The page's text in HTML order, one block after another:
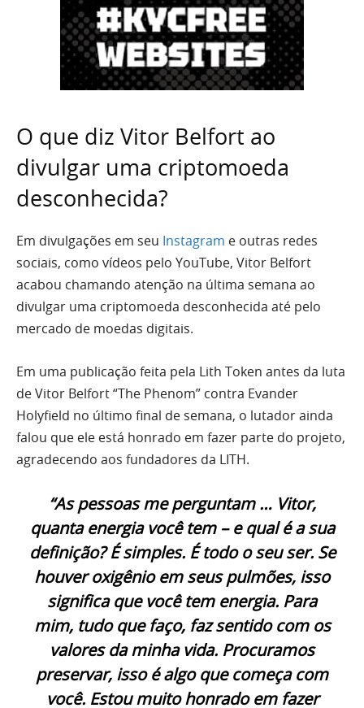
O que diz Vitor Belfort ao
divulgar uma criptomoeda
desconhecida?
Em divulgações em seu Instagram e outras redes
sociais, como vídeos pelo YouTube, Vitor Belfort
acabou chamando atenção na última semana ao
divulgar uma criptomoeda desconhecida até pelo
mercado de moedas digitais.
Em uma publicação feita pela Lith Token antes da luta
de Vitor Belfort “The Phenom” contra Evander
Holyfield no último final de semana, o lutador ainda
falou que ele está honrado em fazer parte do projeto,
agradecendo aos fundadores da LITH.
“As pessoas me perguntam … Vitor,
quanta energia você tem – e qual é a sua
definição? É simples. É todo o seu ser. Se
houver oxigênio em seus pulmões, isso
significa que você tem energia. Para
mim, tudo que faço, faz sentido com os
valores da minha vida. Procuramos
preservar, isso é algo que começa com
você. Estou muito honrado em fazer